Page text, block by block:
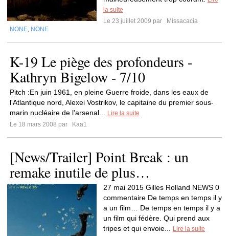
la suite
Le 23 juillet 2009 par
Missacacia
NONE NONE
K-19 Le piège des profondeurs -
Kathryn Bigelow - 7/10
Pitch :En juin 1961, en pleine Guerre froide, dans les eaux de
l'Atlantique nord, Alexei Vostrikov, le capitaine du premier sous-
marin nucléaire de l'arsenal...
Lire la suite
Le 18 mars 2008 par
Kaa1
[News/Trailer] Point Break : un
remake inutile de plus…
27 mai 2015 Gilles Rolland NEWS 0
commentaire De temps en temps il y
a un film… De temps en temps il y a
un film qui fédère. Qui prend aux
tripes et qui envoie...
Lire la suite